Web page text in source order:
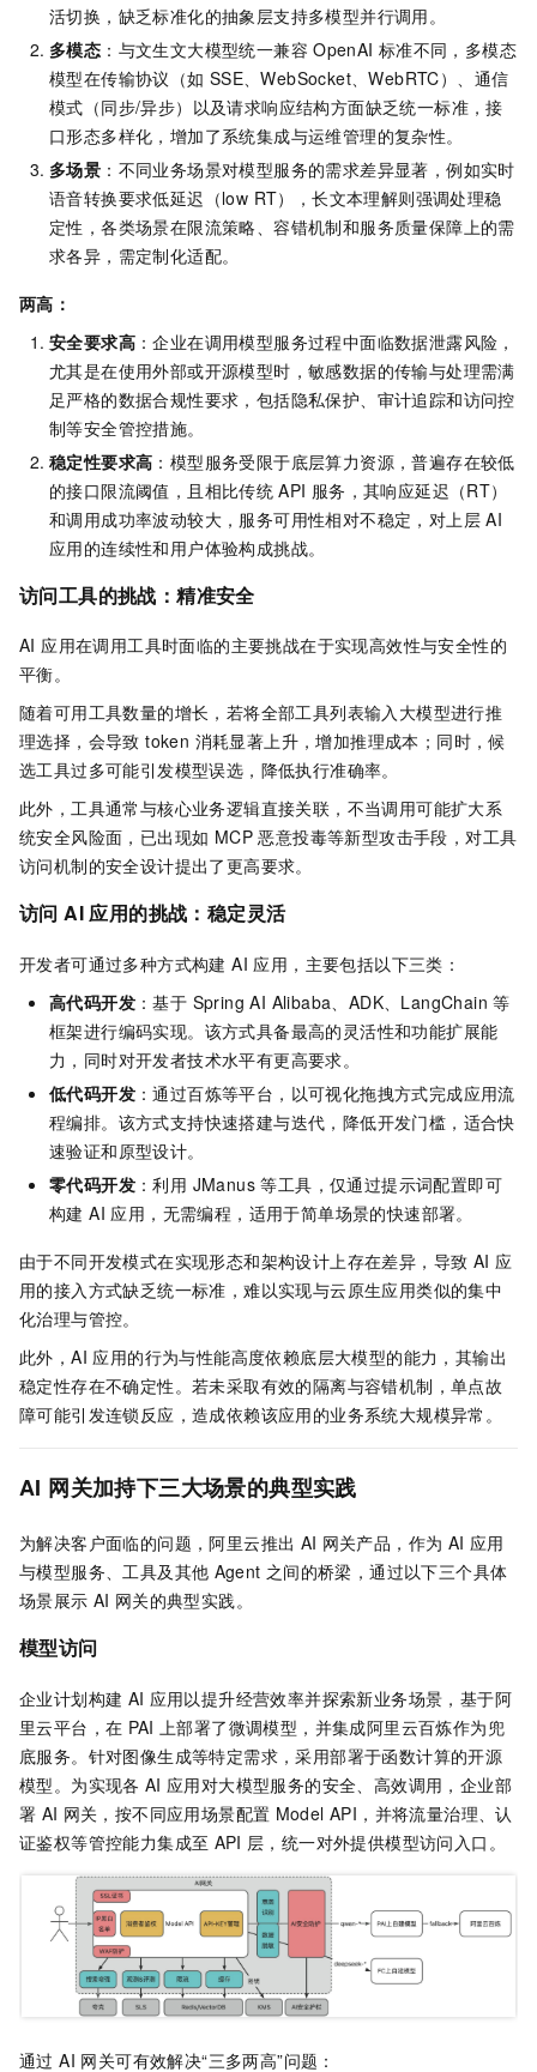
活切换，缺乏标准化的抽象层支持多模型并行调用。
多模态 ：与文生文大模型统一兼容 OpenAI 标准不同，多模态
模型在传输协议（如 SSE、WebSocket、WebRTC）、通信
模式（同步/异步）以及请求响应结构方面缺乏统一标准，接
口形态多样化，增加了系统集成与运维管理的复杂性。
多场景 ：不同业务场景对模型服务的需求差异显著，例如实时
语音转换要求低延迟（low RT），长文本理解则强调处理稳
定性，各类场景在限流策略、容错机制和服务质量保障上的需
求各异，需定制化适配。
两高：
安全要求高 ：企业在调用模型服务过程中面临数据泄露风险，
尤其是在使用外部或开源模型时，敏感数据的传输与处理需满
足严格的数据合规性要求，包括隐私保护、审计追踪和访问控
制等安全管控措施。
稳定性要求高 ：模型服务受限于底层算力资源，普遍存在较低
的接口限流阈值，且相比传统 API 服务，其响应延迟（RT）
和调用成功率波动较大，服务可用性相对不稳定，对上层 AI
应用的连续性和用户体验构成挑战。
访问工具的挑战：精准安全
AI 应用在调用工具时面临的主要挑战在于实现高效性与安全性的
平衡。
随着可用工具数量的增长，若将全部工具列表输入大模型进行推
理选择，会导致 token 消耗显著上升，增加推理成本；同时，候
选工具过多可能引发模型误选，降低执行准确率。
此外，工具通常与核心业务逻辑直接关联，不当调用可能扩大系
统安全风险面，已出现如 MCP 恶意投毒等新型攻击手段，对工具
访问机制的安全设计提出了更高要求。
访问 AI 应用的挑战：稳定灵活
开发者可通过多种方式构建 AI 应用，主要包括以下三类：
高代码开发 ：基于 Spring AI Alibaba、ADK、LangChain 等
框架进行编码实现。该方式具备最高的灵活性和功能扩展能
力，同时对开发者技术水平有更高要求。
低代码开发 ：通过百炼等平台，以可视化拖拽方式完成应用流
程编排。该方式支持快速搭建与迭代，降低开发门槛，适合快
速验证和原型设计。
零代码开发 ：利用 JManus 等工具，仅通过提示词配置即可
构建 AI 应用，无需编程，适用于简单场景的快速部署。
由于不同开发模式在实现形态和架构设计上存在差异，导致 AI 应
用的接入方式缺乏统一标准，难以实现与云原生应用类似的集中
化治理与管控。
此外，AI 应用的行为与性能高度依赖底层大模型的能力，其输出
稳定性存在不确定性。若未采取有效的隔离与容错机制，单点故
障可能引发连锁反应，造成依赖该应用的业务系统大规模异常。
AI 网关加持下三大场景的典型实践
为解决客户面临的问题，阿里云推出 AI 网关产品，作为 AI 应用
与模型服务、工具及其他 Agent 之间的桥梁，通过以下三个具体
场景展示 AI 网关的典型实践。
模型访问
企业计划构建 AI 应用以提升经营效率并探索新业务场景，基于阿
里云平台，在 PAI 上部署了微调模型，并集成阿里云百炼作为兜
底服务。针对图像生成等特定需求，采用部署于函数计算的开源
模型。为实现各 AI 应用对大模型服务的安全、高效调用，企业部
署 AI 网关，按不同应用场景配置 Model API，并将流量治理、认
证鉴权等管控能力集成至 API 层，统一对外提供模型访问入口。
通过 AI 网关可有效解决“三多两高”问题：